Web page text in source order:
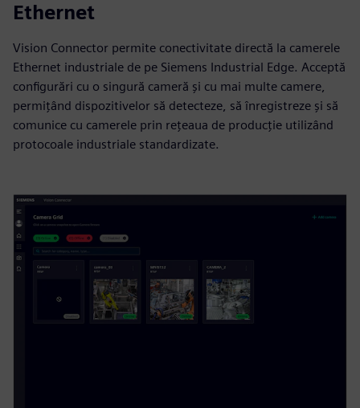
Ethernet
Vision Connector permite conectivitate directă la camerele
Ethernet industriale de pe Siemens Industrial Edge. Acceptă
configurări cu o singură cameră și cu mai multe camere,
permițând dispozitivelor să detecteze, să înregistreze și să
comunice cu camerele prin rețeaua de producție utilizând
protocoale industriale standardizate.